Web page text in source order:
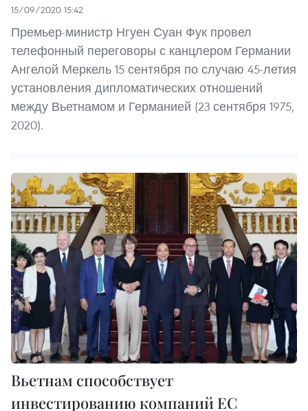
15/09/2020 15:42
Премьер-министр Нгуен Суан Фук провел
телефонный переговоры с канцлером Германии
Ангелой Меркель 15 сентября по случаю 45-летия
установления дипломатических отношений
между Вьетнамом и Германией (23 сентября 1975,
2020).
Вьетнам способствует
инвестированию компаний ЕС